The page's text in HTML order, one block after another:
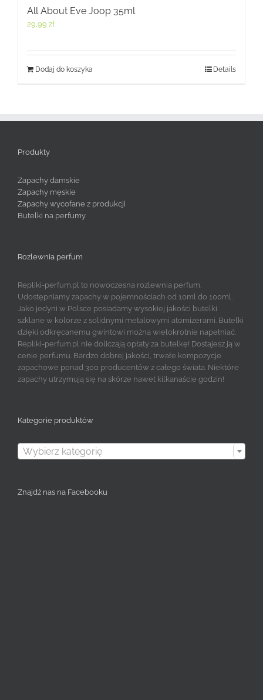
All About Eve Joop 35ml
29,99 zł
Dodaj do koszyka Details
Produkty
Zapachy damskie
Zapachy męskie
Zapachy wycofane z produkcji
Butelki na perfumy
Rozlewnia perfum
Repliki-perfum.pl to nowoczesna rozlewnia perfum.
Udostępniamy zapachy w pojemnościach od 10ml do 100ml.
Jako jedyni w Polsce posiadamy wysokiej jakości butelki
szklane w kolorze z solidnymi metalowymi atomizerami. Butelki
dzięki odkręcanemu gwintowi można wielokrotnie napełniać.
Repliki-perfum.pl nie doliczają opłaty za butelkę! Dostajesz ją w
cenie perfumu. Bardzo dobrej jakości, trwałe kompozycje
zapachowe ponad 300 producentów z całego świata. Niektóre
zapachy utrzymują się na skórze nawet kilkanaście godzin!
Kategorie produktów
Wybierz kategorię
Znajdź nas na Facebooku